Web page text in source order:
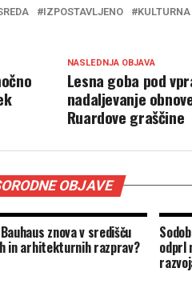
IZPOSTAVLJENO
NASLEDNJA OBJAVA
Lesna goba pod
nadaljevanje
Ruardove graščine
OBJAVE
znova v središču
in arhitekturnih razprav? odprl